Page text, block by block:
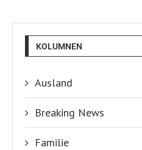
KOLUMNEN
Ausland
Breaking News
Familie